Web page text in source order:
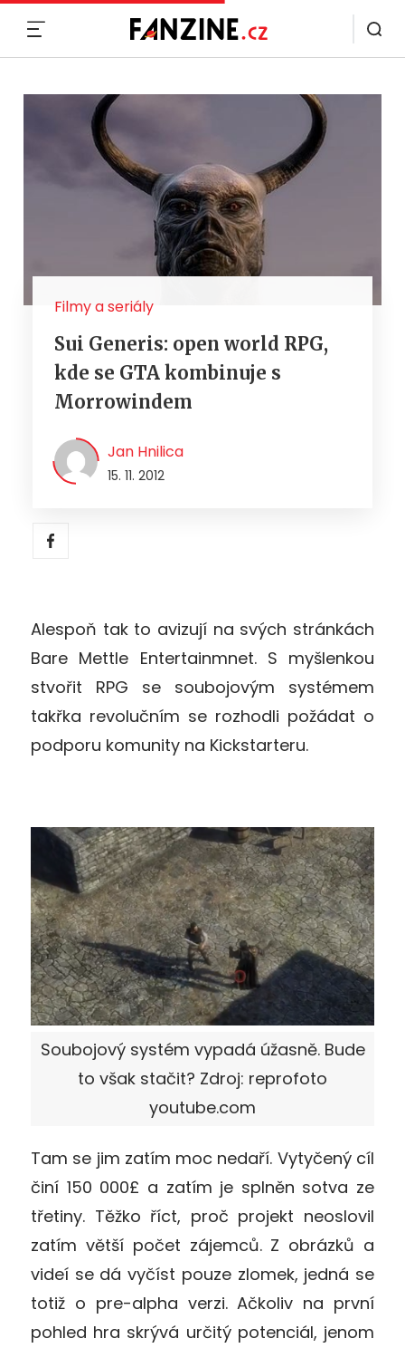
Filmy a seriály
Sui Generis: open world RPG,
kde se GTA kombinuje s
Morrowindem
Jan Hnilica
15. 11. 2012
Alespoň tak to avizují na svých stránkách
Bare Mettle Entertainmnet. S myšlenkou
stvořit RPG se soubojovým systémem
takřka revolučním se rozhodli požádat o
podporu komunity na Kickstarteru.
Soubojový systém vypadá úžasně. Bude
to však stačit? Zdroj: reprofoto
youtube.com
Tam se jim zatím moc nedaří. Vytyčený cíl
činí 150 000£ a zatím je splněn sotva ze
třetiny. Těžko říct, proč projekt neoslovil
zatím větší počet zájemců. Z obrázků a
videí se dá vyčíst pouze zlomek, jedná se
totiž o pre-alpha verzi. Ačkoliv na první
pohled hra skrývá určitý potenciál, jenom